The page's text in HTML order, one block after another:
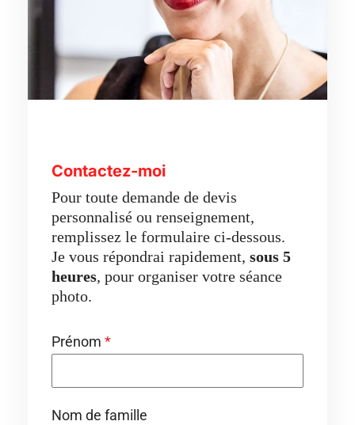
Contactez-moi
Pour toute demande de devis
personnalisé ou renseignement,
remplissez le formulaire ci-dessous.
Je vous répondrai rapidement, sous 5
heures, pour organiser votre séance
photo.
Prénom *
Nom de famille